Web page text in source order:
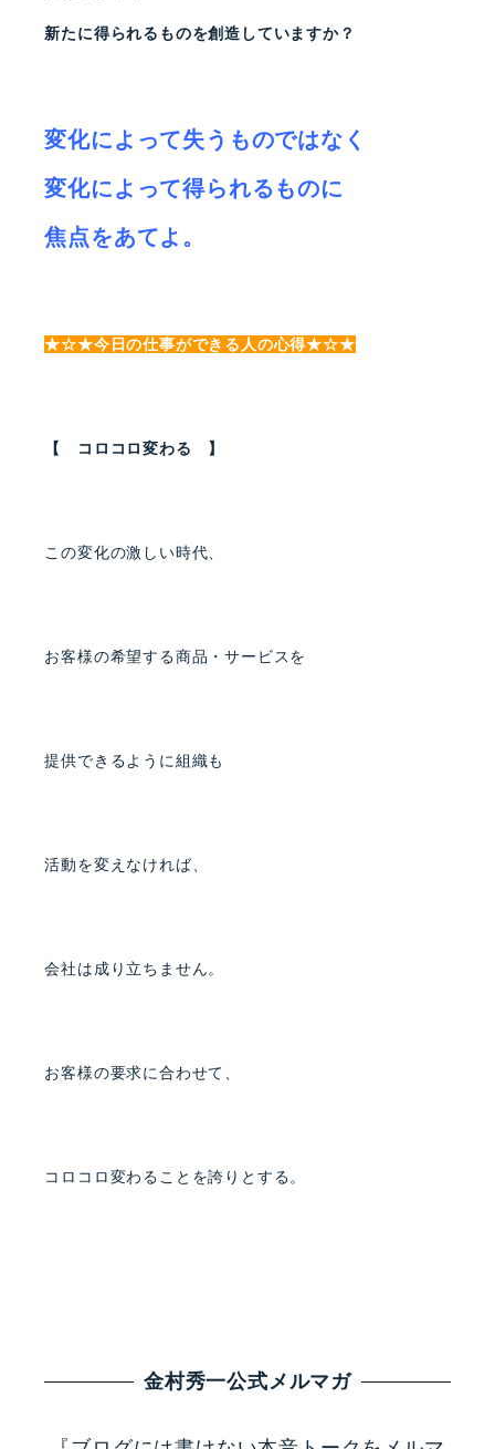
新たに得られるものを創造していますか？
変化によって失うものではなく
変化によって得られるものに
焦点をあてよ。
★☆★今日の仕事ができる人の心得★☆★
【 コロコロ変わる 】
この変化の激しい時代、
お客様の希望する商品・サービスを
提供できるように組織も
活動を変えなければ、
会社は成り立ちません。
お客様の要求に合わせて、
コロコロ変わることを誇りとする。
金村秀一公式メルマガ